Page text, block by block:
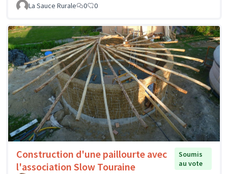
La Sauce Rurale
0 0
Construction d'une paillourte avec
l'association Slow Touraine
Soumis
au vote